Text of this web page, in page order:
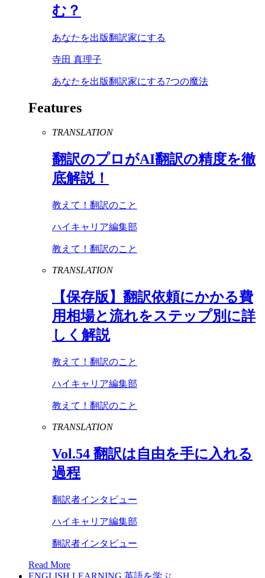
む？
あなたを出版翻訳家にする
寺田 真理子
あなたを出版翻訳家にする7つの魔法
Features
TRANSLATION
翻訳のプロがAI翻訳の精度を徹
底解説！
教えて！翻訳のこと
ハイキャリア編集部
教えて！翻訳のこと
TRANSLATION
【保存版】翻訳依頼にかかる費
用相場と流れをステップ別に詳
しく解説
教えて！翻訳のこと
ハイキャリア編集部
教えて！翻訳のこと
TRANSLATION
Vol.54 翻訳は自由を手に入れる
過程
翻訳者インタビュー
ハイキャリア編集部
翻訳者インタビュー
Read More
ENGLISH LEARNING 英語を学ぶ